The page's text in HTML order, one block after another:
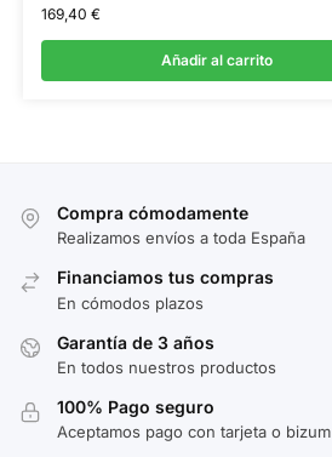
169,40 €
Añadir al carrito
Compra cómodamente
Realizamos envíos a toda España
Financiamos tus compras
En cómodos plazos
Garantía de 3 años
En todos nuestros productos
100% Pago seguro
Aceptamos pago con tarjeta o bizum